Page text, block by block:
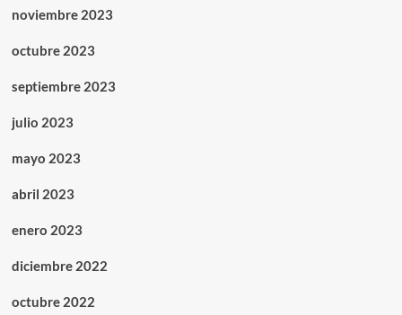
noviembre 2023
octubre 2023
septiembre 2023
julio 2023
mayo 2023
abril 2023
enero 2023
diciembre 2022
octubre 2022